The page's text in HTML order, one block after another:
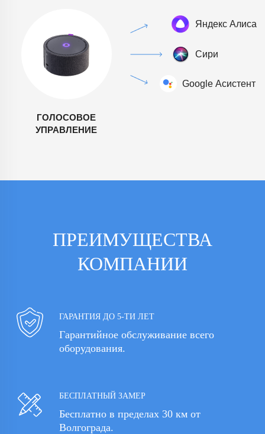
ГОЛОСОВОЕ
УПРАВЛЕНИЕ
ПРЕИМУЩЕСТВА
КОМПАНИИ
ГАРАНТИЯ ДО 5-ТИ ЛЕТ
Гарантийное обслуживание всего
оборудования.
БЕСПЛАТНЫЙ ЗАМЕР
Бесплатно в пределах 30 км от
Волгограда.